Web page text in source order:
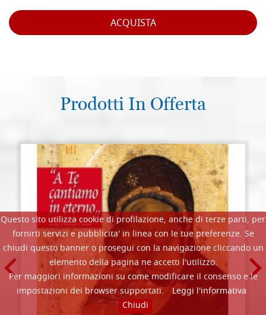
Questo sito utilizza cookie di profilazione, anche di terze parti, per
fornirti servizi e pubblicita' in linea con le tue preferenze. Se
chiudi questo banner o prosegui con la navigazione cliccando un
elemento della pagina ne accetti l'utilizzo.
Per maggiori informazioni su come modificare il consenso e le
impostazioni dei browser supportati.
Leggi l'informativa
Chiudi
ACQUISTA
Prodotti In Offerta